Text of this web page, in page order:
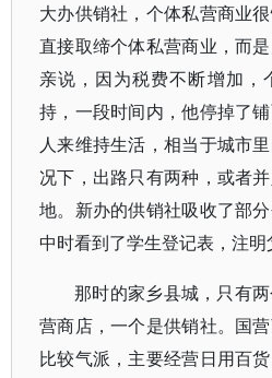
大办供销社，个体私营商业
直接取缔个体私营商业，而
亲说，因为税费不断增加，
持，一段时间内，他停掉了
人来维持生活，相当于城市
况下，出路只有两种，或者
地。新办的供销社吸收了部
中时看到了学生登记表，注明
那时的家乡县城，只有
营商店，一个是供销社。国
比较气派，主要经营日用百